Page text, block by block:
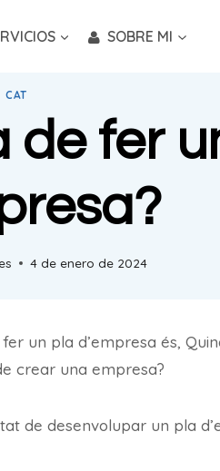
SOBRE MI
CAT
de fer
4 de enero de 2024
un pla d’empresa és,
crear una empresa?
de desenvolupar un pla